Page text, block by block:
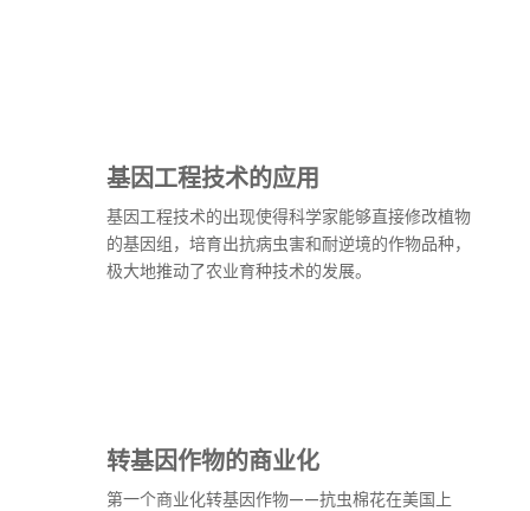
基因工程技术的应用
基因工程技术的出现使得科学家能够直接修改植物
的基因组，培育出抗病虫害和耐逆境的作物品种，
极大地推动了农业育种技术的发展。
转基因作物的商业化
第一个商业化转基因作物——抗虫棉花在美国上